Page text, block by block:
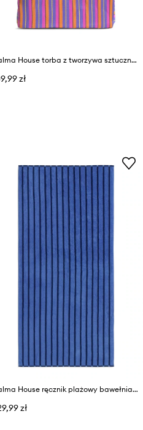
Calma House torba z tworzywa sztucznego 35 x 35 x 12 cm
zł
Calma House ręcznik plażowy bawełniany 100 x 180 cm
zł